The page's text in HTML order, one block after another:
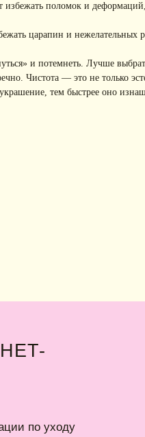
поломок и
царапин и нежелательных
и потемнеть. Лучше
Чистота — это не только
тем быстрее оно